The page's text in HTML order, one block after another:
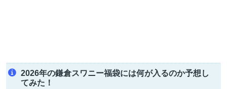
2026年の鎌倉スワニー福袋には何が入るのか予想し
てみた！